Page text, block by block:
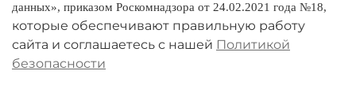
Условия обмена и возврата
Реквизиты
данных», приказом Роскомнадзора от 24.02.2021 года №18,
которые обеспечивают правильную работу
сайта и соглашаетесь с нашей Политикой
безопасности